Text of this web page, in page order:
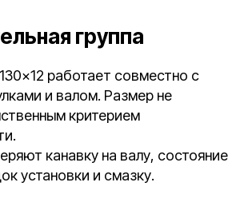
группа
работает совместно с
и валом. Размер не
критерием
канавку на валу, состояние
установки и смазку.